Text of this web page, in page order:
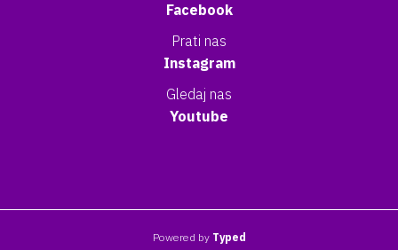
Facebook
Prati nas
Instagram
Gledaj nas
Youtube
Powered by Typed